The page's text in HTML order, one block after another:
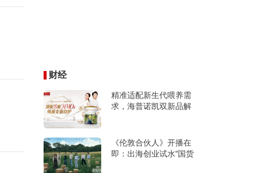
财经
精准适配新生代喂养需
求，海普诺凯双新品解
《伦敦合伙人》开播在
即：出海创业试水“国货